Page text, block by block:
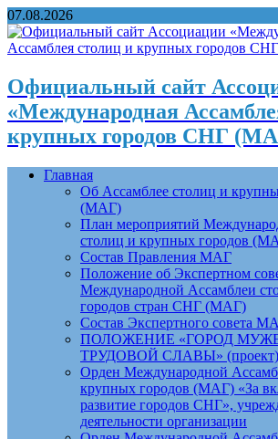
07.08.2026
Официальный сайт
«Международная
крупных городов СНГ
Главная
Об Ассамблее столиц и
(МАГ)
План мероприятий
столиц и крупных городов
Состав Правления МАГ
Положение об Экспертном
Международной Ассамблеи
городов стран СНГ (МАГ)
Состав Экспертного совета
ПОЛОЖЕНИЕ «ГОРОД
ТРУДОВОЙ СЛАВЫ» (проект)
Орден Международной
крупных городов (МАГ) «За
развитие городов СНГ»,
деятельности организации